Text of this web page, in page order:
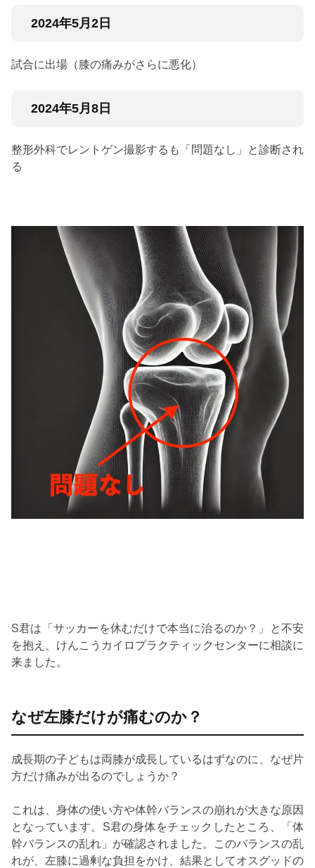
2024年5月2日
試合に出場（膝の痛みがさらに悪化）
2024年5月8日
整形外科でレントゲン撮影するも「問題なし」と診断され
る
S君は「サッカーを休むだけで本当に治るのか？」と不安
を抱え、けんこうカイロプラクティックセンターに相談に
来ました。
なぜ左膝だけが痛むのか？
成長期の子どもは両膝が成長しているはずなのに、なぜ片
方だけ痛みが出るのでしょうか？
これは、身体の使い方や体幹バランスの崩れが大きな原因
となっています。S君の身体をチェックしたところ、「体
幹バランスの乱れ」が確認されました。このバランスの乱
れが、左膝に過剰な負担をかけ、結果としてオスグッドの